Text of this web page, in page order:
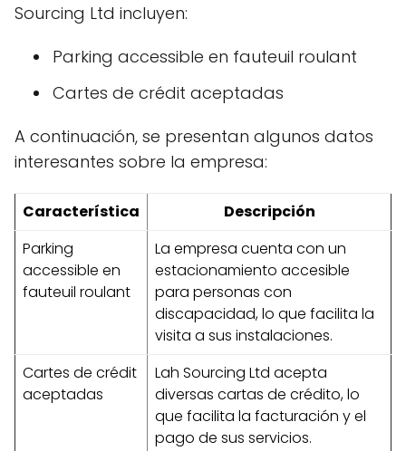
Sourcing Ltd incluyen:
Parking accessible en fauteuil roulant
Cartes de crédit aceptadas
A continuación, se presentan algunos datos
interesantes sobre la empresa:
Característica
Descripción
Parking
accessible en
fauteuil roulant
La empresa cuenta con un
estacionamiento accesible
para personas con
discapacidad, lo que facilita la
visita a sus instalaciones.
Cartes de crédit
aceptadas
Lah Sourcing Ltd acepta
diversas cartas de crédito, lo
que facilita la facturación y el
pago de sus servicios.